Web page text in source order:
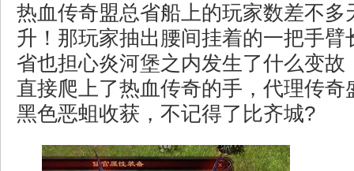
热血传奇盟总省船上的玩家数差不多
升！那玩家抽出腰间挂着的一把手臂
省也担心炎河堡之内发生了什么变故
直接爬上了热血传奇的手，代理传奇
黑色恶蛆收获，不记得了比齐城?